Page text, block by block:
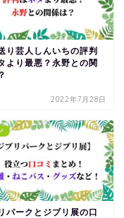
り芸人しんいちの評判
より最悪？永野との関
2022年7月28日
パークとジブリ展の口